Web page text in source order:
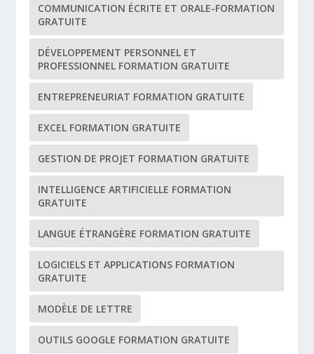
COMMUNICATION ÉCRITE ET ORALE-FORMATION
GRATUITE
DÉVELOPPEMENT PERSONNEL ET
PROFESSIONNEL FORMATION GRATUITE
ENTREPRENEURIAT FORMATION GRATUITE
EXCEL FORMATION GRATUITE
GESTION DE PROJET FORMATION GRATUITE
INTELLIGENCE ARTIFICIELLE FORMATION
GRATUITE
LANGUE ÉTRANGÈRE FORMATION GRATUITE
LOGICIELS ET APPLICATIONS FORMATION
GRATUITE
MODÈLE DE LETTRE
OUTILS GOOGLE FORMATION GRATUITE